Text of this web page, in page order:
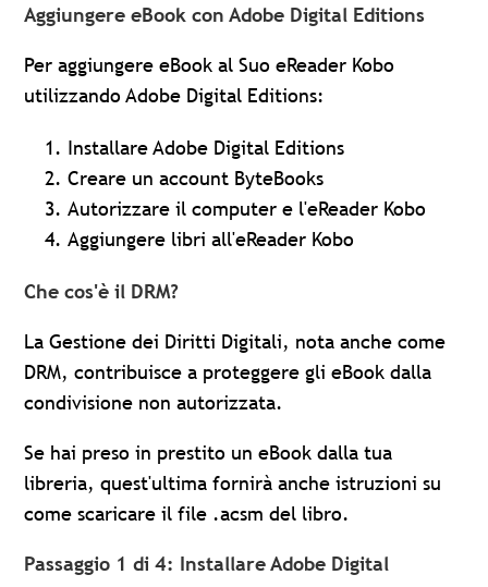
Aggiungere eBook con Adobe Digital Editions
Per aggiungere eBook al Suo eReader Kobo
utilizzando Adobe Digital Editions:
Installare Adobe Digital Editions
Creare un account ByteBooks
Autorizzare il computer e l'eReader Kobo
Aggiungere libri all'eReader Kobo
Che cos'è il DRM?
La Gestione dei Diritti Digitali, nota anche come
DRM, contribuisce a proteggere gli eBook dalla
condivisione non autorizzata.
Se hai preso in prestito un eBook dalla tua
libreria, quest'ultima fornirà anche istruzioni su
come scaricare il file .acsm del libro.
Passaggio 1 di 4: Installare Adobe Digital